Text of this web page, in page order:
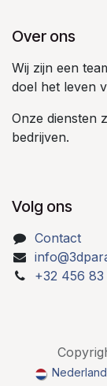
Over ons
Wij zijn een
doel het leven
Onze diensten
bedrijven.
Volg ons
Contact
+32 456 83